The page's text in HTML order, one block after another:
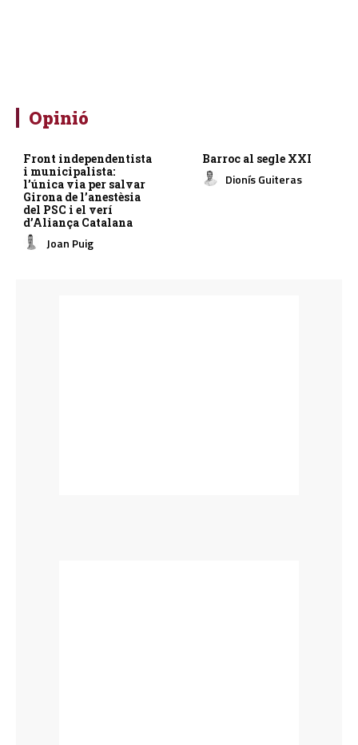
Opinió
Front independentista
i municipalista:
l’única via per salvar
Girona de l’anestèsia
del PSC i el verí
d’Aliança Catalana
Joan Puig
Barroc al segle XXI
Dionís Guiteras